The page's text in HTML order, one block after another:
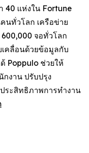
40 แห่งใน Fortune
นทั่วโลก เครือข่าย
จอทั่วโลก
คลื่อนด้วยข้อมูลกับ
Poppulo ช่วยให้
งาน ปรับปรุง
ระสิทธิภาพการทำงาน